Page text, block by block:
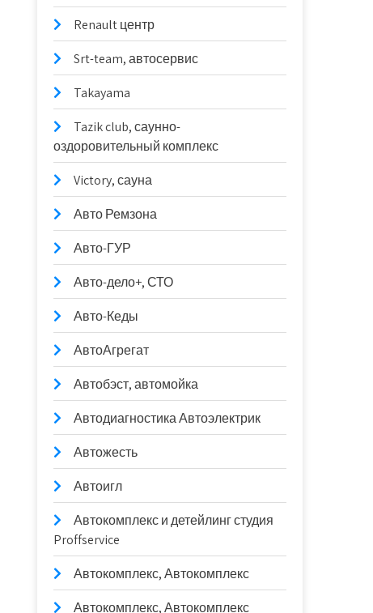
Renault центр
Srt-team, автосервис
Takayama
Tazik club, саунно-
оздоровительный комплекс
Victory, сауна
Авто Ремзона
Авто-ГУР
Авто-дело+, СТО
Авто-Кеды
АвтоАгрегат
Автобэст, автомойка
Автодиагностика Автоэлектрик
Автожесть
Автоигл
Автокомплекс и детейлинг студия
Proffservice
Автокомплекс, Автокомплекс
Автокомплекс, Автокомплекс